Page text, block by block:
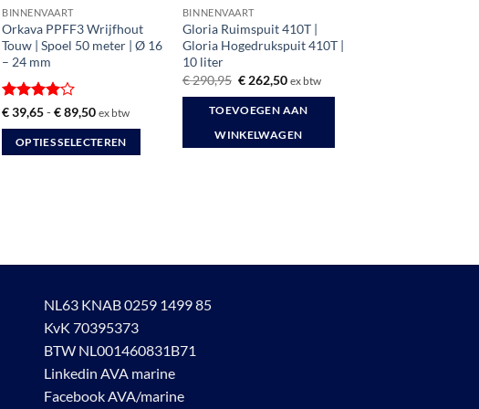
BINNENVAART
Orkava PPFF3 Wrijfhout
Touw | Spoel 50 meter | Ø 16
– 24 mm
Gewaardeerd
€39,65-€89,50Prijsklasse:
tot
€ 89,50
ex btw
OPTIES SELECTEREN
Deze
gekozen
worden
BINNENVAART
Gloria Ruimspuit 410T |
Gloria Hogedrukspuit 410T |
10 liter
€290,95 Oorspronkelijke
was:
€ 290,95.
€ 262,50Huidige
is:
€ 262,50.
ex btw
TOEVOEGEN AAN
WINKELWAGEN
NL63 KNAB 0259 1499 85
KvK 70395373
BTW NL001460831B71
Linkedin AVA marine
Facebook AVA/marine